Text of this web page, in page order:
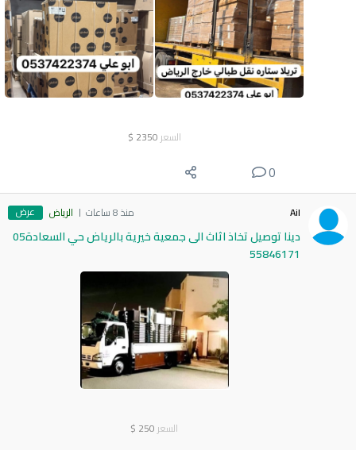
السعر 2350
$
0
Ail منذ 8 ساعات الرياض عرض
دينا توصيل تخاذ اثاث الى جمعية خيرية بالرياض حي السعادة05
55846171
السعر 250
$